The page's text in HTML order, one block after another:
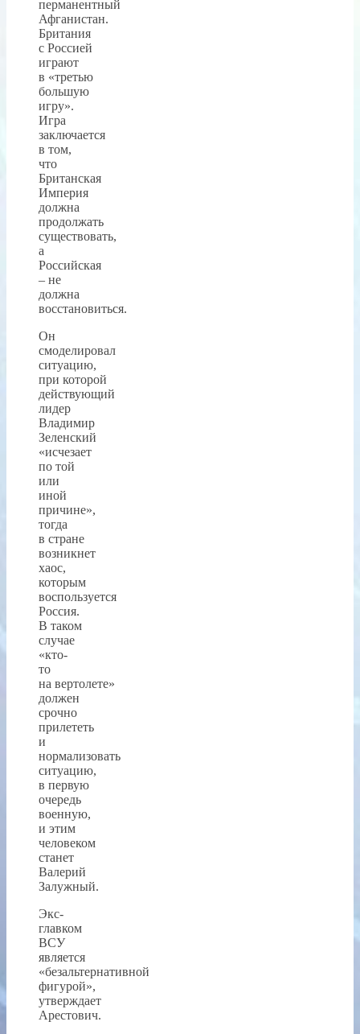
перманентный
Афганистан.
Британия
с Россией
играют
в «третью
большую
игру».
Игра
заключается
в том,
что
Британская
Империя
должна
продолжать
существовать,
а
Российская
– не
должна
восстановиться.
Он
смоделировал
ситуацию,
при которой
действующий
лидер
Владимир
Зеленский
«исчезает
по той
или
иной
причине»,
тогда
в стране
возникнет
хаос,
которым
воспользуется
Россия.
В таком
случае
«кто-
то
на вертолете»
должен
срочно
прилететь
и
нормализовать
ситуацию,
в первую
очередь
военную,
и этим
человеком
станет
Валерий
Залужный.
Экс-
главком
ВСУ
является
«безальтернативной
фигурой»,
утверждает
Арестович.